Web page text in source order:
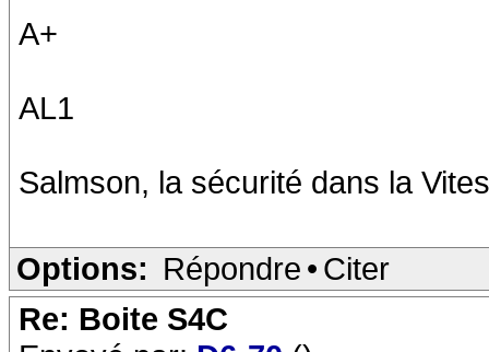
A+
AL1
Salmson, la sécurité dans la
Options: Répondre • Citer
Re: Boite S4C